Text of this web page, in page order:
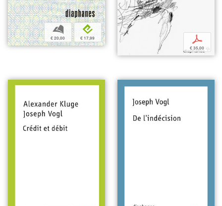
b
€ 20,00
e
€ 17,99 p
€ 35,00